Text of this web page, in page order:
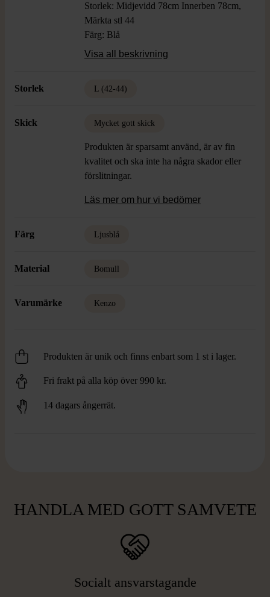
Storlek: Midjevidd 78cm Innerben 78cm,
Märkta stl 44
Färg: Blå
Material: 97% Bomull 3 % Elastan
Visa all beskrivning
Storlek L (42-44)
Skick Mycket gott skick
Produkten är sparsamt använd, är av fin
kvalitet och ska inte ha några skador eller
förslitningar.
Läs mer om hur vi bedömer
Färg Ljusblå
Material Bomull
Varumärke Kenzo
Produkten är unik och finns enbart som 1 st i lager.
Fri frakt på alla köp över 990 kr.
14 dagars ångerrät.
HANDLA MED GOTT SAMVETE
Socialt ansvarstagande